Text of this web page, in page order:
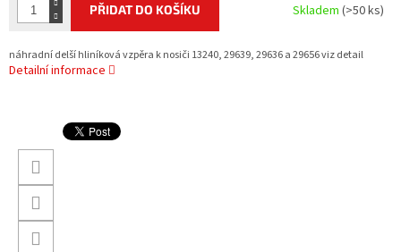
PŘIDAT DO KOŠÍKU Skladem(>50 ks)
náhradní delší hliníková vzpěra k nosiči 13240, 29639, 29636 a 29656 viz detail
Detailní informace